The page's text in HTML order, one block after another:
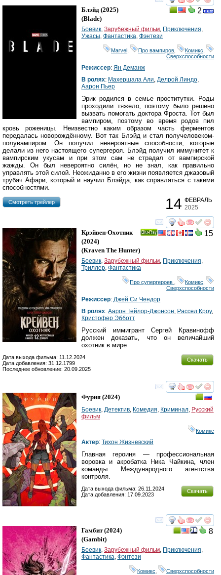
смотреть
2
Блэйд (2025)
(Blade)
Боевик Зарубежный фильм Приключения
Ужасы Фантастика Фэнтези
Marvel Про вампиров Комикс
Сверхспособности
Режиссер: Ян Деманж
В ролях: Махершала Али Делрой Линдо
Аарон Пьер
Эрик родился в семье проститутки. Роды
проходили тяжело, поэтому было решено
вызвать помогать доктора Фроста. Тот был
вампиром, поэтому во время родов пил
кровь роженицы. Неизвестно каким образом часть ферментов
передалась новорождённому. Вот так Блэйд и стал получеловеком-
полувампиром. Он получил невероятные способности, которые
делали из него настоящего супергероя. Блэйд получил иммунитет к
вампирским укусам и при этом сам не страдал от вампирской
жажды. Он был невероятно силён, но не знал, как правильно
управлять этой силой. Неожиданно в его жизни появляется джазовый
трубач Афари, который и научил Блэйда, как справляться с такими
способностями.
14 ФЕВРАЛЬ
2025
Cмотреть трейлер
смотреть
15
Крэйвен-Охотник
(2024)
(Kraven The Hunter)
Боевик, Зарубежный фильм, Приключения,
Триллер, Фантастика
Про супергероев Комикс
Сверхспособности
Режиссер: Джей Си Чендор
В ролях: Аарон Тейлор-Джонсон, Рассел Кроу,
Кристофер Эбботт
Русский иммигрант Сергей Кравинофф
должен доказать, что он величайший
охотник в мире
Скачать
Дата выхода фильма: 11.12.2024
Дата добавления: 31.12.1799
Последнее обновление: 20.09.2025
смотреть
Фурия (2024)
Боевик, Детектив, Комедия, Криминал, Русский
фильм
Комикс
Актер: Тихон Жизневский
Главная героиня — профессиональная
воровка и акробатка Ника Чайкина, член
команды Международного агентства
контроля.
Скачать
Дата выхода фильма: 26.11.2024
Дата добавления: 17.09.2023
смотреть
8
Гамбит(2024)
(Gambit)
Боевик, Зарубежный фильм, Приключения,
Фантастика, Фэнтези
Комикс Сверхспособности